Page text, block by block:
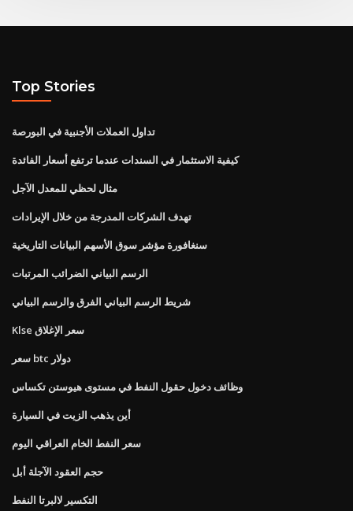
Top Stories
تداول العملات الأجنبية في البورصة
كيفية الاستثمار في السندات عندما ترتفع أسعار الفائدة
مثال لحظي للمعدل الآجل
تهدف الشركات المدرجة من خلال الإيرادات
سنغافورة مؤشر سوق الأسهم البيانات التاريخية
الرسم البياني الضرائب المرتبات
شريط الرسم البياني الفرق والرسم البياني
Klse سعر الإغلاق
سعر btc دولار
وظائف دخول حقول النفط في مستوى هيوستن تكساس
أين يذهب الزيت في السيارة
سعر النفط الخام العراقي اليوم
حجم العقود الآجلة أبل
التكسير لالبرتا النفط